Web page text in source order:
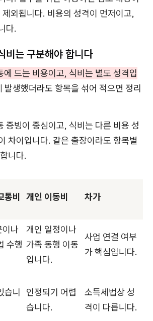
외됩니다. 비용의 성격이 먼저이고,
다.
비는 구분해야 합니다
에 드는 비용이고, 식비는 별도 성격입
발생했더라도 항목을 섞어 적으면 정리
증빙이 중심이고, 식비는 다른 비용 성
차이입니다. 같은 출장이라도 항목별
니다.
통비 개인 이동비 차가
이나
수행
개인 일정이나
가족 동행 이동
입니다.
사업 연결 여부
가 핵심입니다.
습니
인정되기 어렵
습니다.
소득세법상 성
격이 다릅니다.